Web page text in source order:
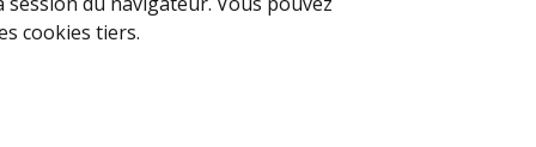
cookies tiers.